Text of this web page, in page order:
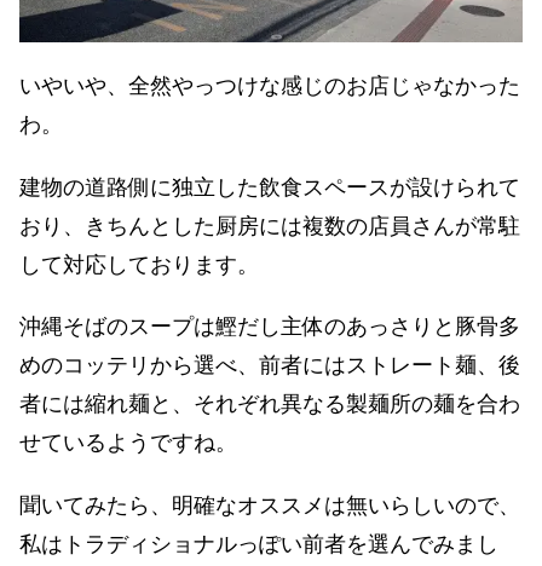
いやいや、全然やっつけな感じのお店じゃなかった
わ。
建物の道路側に独立した飲食スペースが設けられて
おり、きちんとした厨房には複数の店員さんが常駐
して対応しております。
沖縄そばのスープは鰹だし主体のあっさりと豚骨多
めのコッテリから選べ、前者にはストレート麺、後
者には縮れ麺と、それぞれ異なる製麺所の麺を合わ
せているようですね。
聞いてみたら、明確なオススメは無いらしいので、
私はトラディショナルっぽい前者を選んでみまし